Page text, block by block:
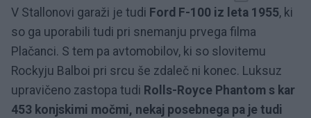
V Stallonovi garaži je tudi Ford F-100 iz leta 1955, ki
so ga uporabili tudi pri snemanju prvega filma
Plačanci. S tem pa avtomobilov, ki so slovitemu
Rockyju Balboi pri srcu še zdaleč ni konec. Luksuz
upravičeno zastopa tudi Rolls-Royce Phantom s kar
453 konjskimi močmi, nekaj posebnega pa je tudi